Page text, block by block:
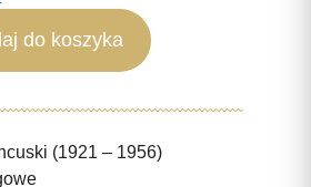
do koszyka
(1921 – 1956)